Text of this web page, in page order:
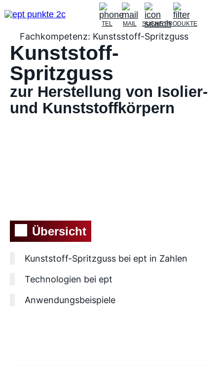
TEL MAIL SUCHEPRODUKTE
Fachkompetenz: Kunstsstoff-Spritzguss
Kunststoff-
Spritzguss
zur Herstellung von Isolier-
und Kunststoffkörpern
Übersicht
Kunststoff-Spritzguss bei ept in Zahlen
Technologien bei ept
Anwendungsbeispiele